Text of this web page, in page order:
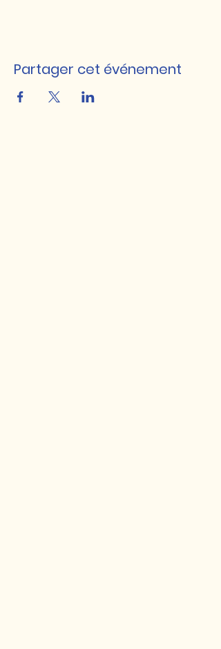
Partager cet événement